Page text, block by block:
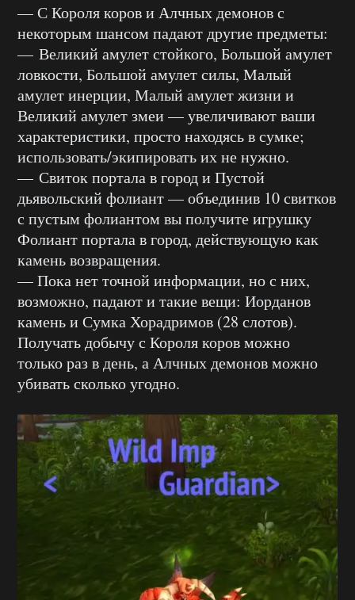
— С Короля коров и Алчных демонов с
некоторым шансом падают другие предметы:
— Великий амулет стойкого, Большой амулет
ловкости, Большой амулет силы, Малый
амулет инерции, Малый амулет жизни и
Великий амулет змеи — увеличивают ваши
характеристики, просто находясь в сумке;
использовать/экипировать их не нужно.
— Свиток портала в город и Пустой
дьявольский фолиант — объединив 10 свитков
с пустым фолиантом вы получите игрушку
Фолиант портала в город, действующую как
камень возвращения.
— Пока нет точной информации, но с них,
возможно, падают и такие вещи: Иорданов
камень и Сумка Хорадримов (28 слотов).
Получать добычу с Короля коров можно
только раз в день, а Алчных демонов можно
убивать сколько угодно.